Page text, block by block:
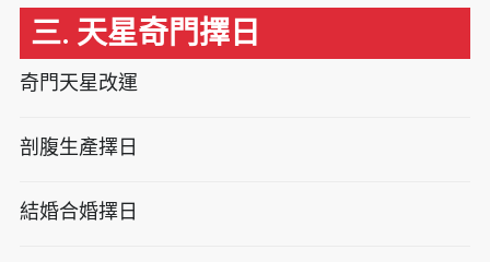
三. 天星奇門擇日
奇門天星改運
剖腹生產擇日
結婚合婚擇日